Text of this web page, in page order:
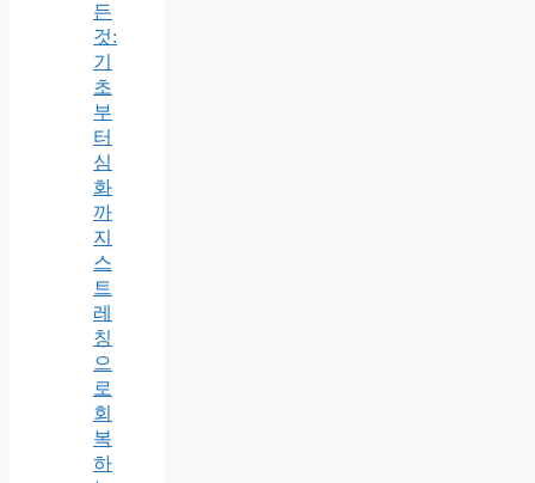
든
것:
기
초
부
터
심
화
까
지
스
트
레
칭
으
로
회
복
하